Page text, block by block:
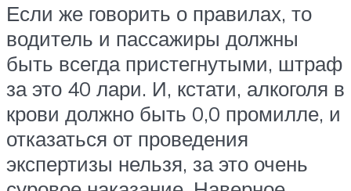
Если же говорить о правилах, то
водитель и пассажиры должны
быть всегда пристегнутыми, штраф
за это 40 лари. И, кстати, алкоголя в
крови должно быть 0,0 промилле, и
отказаться от проведения
экспертизы нельзя, за это очень